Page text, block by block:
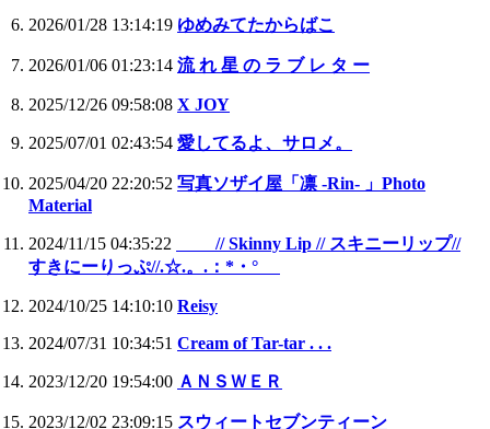
2026/01/28 13:14:19 ゆめみてたからばこ
2026/01/06 01:23:14 流 れ 星 の ラ ブ レ タ ー
2025/12/26 09:58:08 X JOY
2025/07/01 02:43:54 愛してるよ、サロメ。
2025/04/20 22:20:52 写真ソザイ屋「凛 -Rin- 」Photo
Material
2024/11/15 04:35:22
// Skinny Lip // スキニーリップ//
すきにーりっぷ//.☆.。.：*・°
2024/10/25 14:10:10 Reisy
2024/07/31 10:34:51 Cream of Tar-tar . . .
2023/12/20 19:54:00 ＡＮＳＷＥＲ
2023/12/02 23:09:15 スウィートセブンティーン